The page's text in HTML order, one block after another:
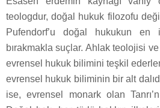
teologdur, doğal hukuk filozofu
Pufendorf’u doğal hukukun en
bırakmakla suçlar. Ahlak teolojisi
evrensel hukuk bilimini teşkil
evrensel hukuk biliminin bir alt
ise, evrensel monark olan